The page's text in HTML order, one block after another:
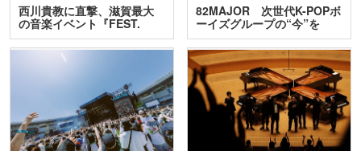
西川貴教に直撃、滋賀最大
の音楽イベント『FEST.
INA…
82MAJOR 次世代K-POPボ
ーイズグループの“今”を
訊…